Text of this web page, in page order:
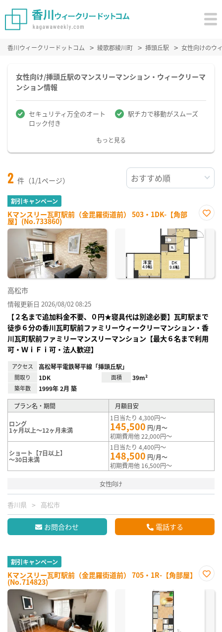
香川ウィークリードットコム 綾歌郡綾川町 挿頭丘駅 女性向けのウ
女性向け/挿頭丘駅のマンスリーマンション・ウィークリーマ
ンション情報
セキュリティ万全のオート
ロック付き
駅チカで移動がスムーズ
もっと見る
2 件（1/1ページ）
割引キャンペーン
Kマンスリー瓦町駅前（金毘羅街道前） 503・1DK-【角部
屋】(No.733860)
に入
り登
高松市
情報更新日 2026/08/02 08:25
【２名まで追加料金不要、０円★寝具代は別途必要】瓦町駅まで
徒歩６分の香川瓦町駅前ファミリーウィークリーマンション・香
川瓦町駅前ファミリーマンスリーマンション【最大６名まで利用
可・ＷｉＦｉ可・法人歓迎】
アクセス 高松琴平電鉄琴平線「挿頭丘駅」
間取り 1DK 面積 39m²
築年数 1999年 2月 築
プラン名・期間 月額目安
ロング
1ヶ月以上～12ヶ月未満
1日当たり 4,300円～
145,500 円/月～
初期費用他 22,000円～
ショート【7日以上】
～30日未満
1日当たり 4,400円～
148,500 円/月～
初期費用他 16,500円～
女性向け
香川県 高松市
お問合わせ 電話する
割引キャンペーン
Kマンスリー瓦町駅前（金毘羅街道前） 705・1R-【角部屋】
(No.714823)
に入